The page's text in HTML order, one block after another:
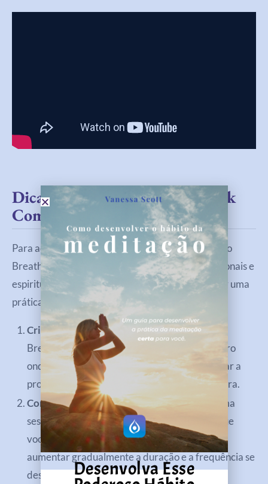
Dicas Para Praticar Breathwork
Com Segurança E Eficácia
Para aqueles que estão interessados em explorar o
Breathwork e obter todos estes benefícios emocionais e
espirituais, aqui estão algumas dicas para garantir uma
prática segura e eficaz:
Crie um ambiente confortável: pratique
Breathwork em um ambiente tranquilo e seguro
onde você se sinta confortável. Isso pode ajudar a
promover um estado de relaxamento e abertura.
Comece devagar: se você está começando, uma
sessão por semana já é excelente. À medida que
você se familiariza com a prática, você pode
aumentar gradualmente a duração e a frequência se
desejar.
Desenvolva Esse